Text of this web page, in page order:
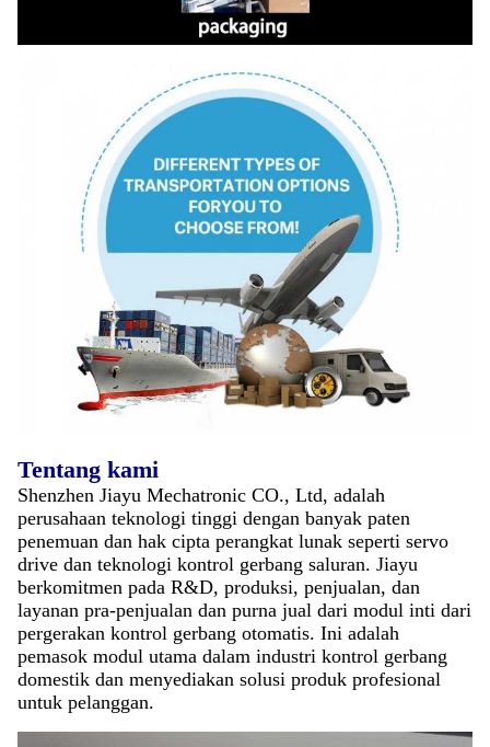
Tentang kami
Shenzhen Jiayu Mechatronic CO., Ltd, adalah
perusahaan teknologi tinggi dengan banyak paten
penemuan dan hak cipta perangkat lunak seperti servo
drive dan teknologi kontrol gerbang saluran. Jiayu
berkomitmen pada R&D, produksi, penjualan, dan
layanan pra-penjualan dan purna jual dari modul inti dari
pergerakan kontrol gerbang otomatis. Ini adalah
pemasok modul utama dalam industri kontrol gerbang
domestik dan menyediakan solusi produk profesional
untuk pelanggan.